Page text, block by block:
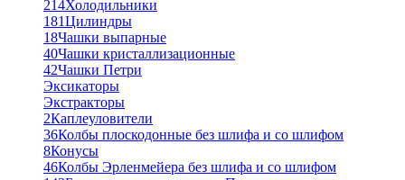
214Холодильники
181Цилиндры
18Чашки выпарные
40Чашки кристаллизационные
42Чашки Петри
Эксикаторы
Экстракторы
2Каплеуловители
36Колбы плоскодонные без шлифа и со шлифом
8Конусы
46Колбы Эрленмейера без шлифа и со шлифом